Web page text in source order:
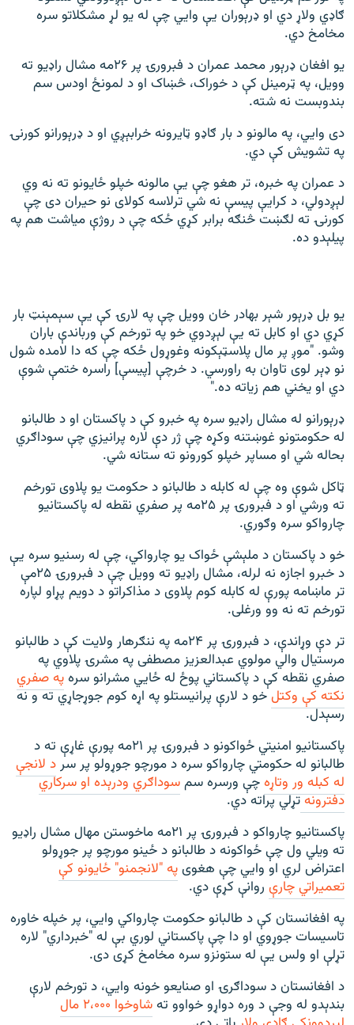
ګاډي ولاړ دي او ډرېوران یې وايي چې له یو لړ مشکلاتو سره
مخامخ دي.
یو افغان ډرېور محمد عمران د فبرورۍ پر ۲۶مه مشال راډیو ته
وویل، په ټرمینل کې د خوراک، څښاک او د لمونځ اودس سم
بندوبست نه شته.
دی وايي، په مالونو د بار ګاډو ټایرونه خرابېږي او د ډرېورانو کورنۍ
په تشویش کې دي.
د عمران په خبره، تر هغو چې یې مالونه خپلو ځایونو ته نه وي
لېږدولي، د کرایې پیسې نه شي ترلاسه کولای نو حیران دی چې
کورنۍ ته لګښت څنګه برابر کړي ځکه چې د روژې میاشت هم په
پیلېدو ده.
یو بل ډرېور شېر بهادر خان وویل چې په لارۍ کې یې سېمېنټ بار
کړي دي او کابل ته یې لېږدوي خو په تورخم کې ورباندې باران
وشو. "موږ پر مال پلاسټېکونه وغوړول ځکه چې که دا لامده شول
نو ډېر لوی تاوان به راورسي. د خرچې [پیسې] راسره ختمې شوې
دي او یخني هم زیاته ده."
ډرېورانو له مشال راډیو سره په خبرو کې د پاکستان او د طالبانو
له حکومتونو غوښتنه وکړه چې ژر دې لاره پرانیزي چې سوداګري
بحاله شي او مساپر خپلو کورونو ته ستانه شي.
ټاکل شوې وه چې له کابله د طالبانو د حکومت يو پلاوی تورخم
ته ورشي او د فبرورۍ پر ۲۵مه پر صفري نقطه له پاکستانیو
چارواکو سره وګوري.
خو د پاکستان د ملېشې ځواک یو چارواکي، چې له رسنیو سره یې
د خبرو اجازه نه لرله، مشال راډیو ته وویل چې د فبرورۍ ۲۵مې
تر ماښامه پورې له کابله کوم پلاوی د مذاکراتو د دویم پړاو لپاره
تورخم ته نه وو ورغلی.
تر دې وړاندې، د فبرورۍ پر ۲۴مه په ننګرهار ولایت کې د طالبانو
مرستیال والي مولوي عبدالعزیز مصطفی په مشرۍ پلاوي په
صفري نقطه کې د پاکستاني پوځ له ځايي مشرانو سرهپه صفري
نکته کې وکتلخو د لارې پرانیستلو په اړه کوم جوړجاړي ته و نه
رسېدل.
پاکستانیو امنیتي ځواکونو د فبرورۍ پر ۲۱مه پورې غاړې ته د
طالبانو له حکومتي چارواکو سره د مورچو جوړولو پر سر د لانجې
له کبله ور وتاړهچې ورسره سمسوداګري ودرېده او سرکاري
دفترونهتړلي پراته دي.
پاکستانیو چارواکو د فبرورۍ پر ۲۱مه ماخوستن مهال مشال راډیو
ته ویلي ول چې ځواکونه د طالبانو د ځینو مورچو پر جوړولو
اعتراض لري او وايي چې هغویپه "لانجمنو" ځایونو کې
تعمیراتي چارې روانې کړې دي.
په افغانستان کې د طالبانو حکومت چارواکي وایي، پر خپله خاوره
تاسیسات جوړوي او دا چې پاکستاني لوري بې له "خبرداري" لاره
تړلې او ولس یې له ستونزو سره مخامخ کړی دی.
د افغانستان د سوداګرۍ او صنایعو خونه وايي، د تورخم لارې
بندېدو له وجې د وره دواړو خواوو ته
شاوخوا ۲،۰۰۰ مال